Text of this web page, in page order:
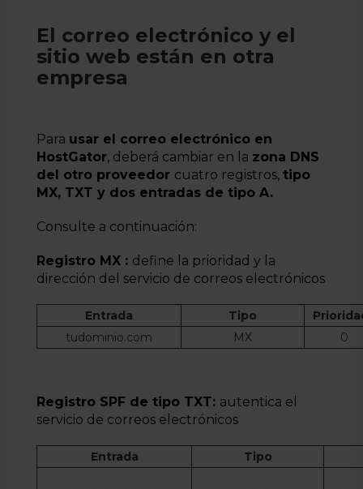
El correo electrónico y el
sitio web están en otra
empresa
Para usar el correo electrónico en
HostGator, deberá cambiar en la zona DNS
del otro proveedor cuatro registros, tipo
MX, TXT y dos entradas de tipo A.
Consulte a continuación:
Registro MX : define la prioridad y la
dirección del servicio de correos electrónicos
Entrada Tipo
tudominio.com
MX 0
Registro SPF de tipo TXT: autentica el
servicio de correos electrónicos
Entrada Tipo